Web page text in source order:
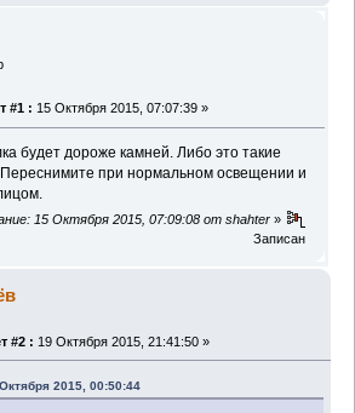
#1 : 15 Октября 2015, 07:07:39 »
будет дороже камней. Либо это такие
при нормальном освещении и
15 Октября 2015, 07:09:08 от shahter »
Записан
#2 : 19 Октября 2015, 21:41:50 »
2015, 00:50:44